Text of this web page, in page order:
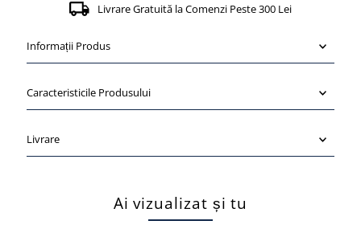
Livrare Gratuită la Comenzi Peste 300 Lei
Informații Produs
Caracteristicile Produsului
Livrare
Ai vizualizat și tu